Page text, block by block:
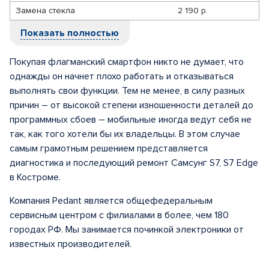
Замена стекла 2 190 р.
Показать полностью
Покупая флагманский смартфон никто не думает, что
однажды он начнет плохо работать и отказываться
выполнять свои функции. Тем не менее, в силу разных
причин – от высокой степени изношенности деталей до
программных сбоев – мобильные иногда ведут себя не
так, как того хотели бы их владельцы. В этом случае
самым грамотным решением представляется
диагностика и последующий ремонт Самсунг S7, S7 Edge
в Костроме.
Компания Pedant является общефедеральным
сервисным центром с филиалами в более, чем 180
городах РФ. Мы занимается починкой электроники от
известных производителей.